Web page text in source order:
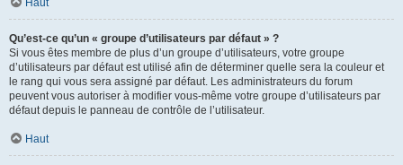
Haut
Qu’est-ce qu’un « groupe d’utilisateurs par défaut » ?
Si vous êtes membre de plus d’un groupe d’utilisateurs, votre groupe
d’utilisateurs par défaut est utilisé afin de déterminer quelle sera la couleur et
le rang qui vous sera assigné par défaut. Les administrateurs du forum
peuvent vous autoriser à modifier vous-même votre groupe d’utilisateurs par
défaut depuis le panneau de contrôle de l’utilisateur.
Haut